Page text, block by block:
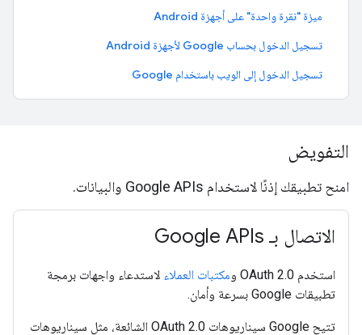
ميزة "نقرة واحدة" على أجهزة Android
تسجيل الدخول بحساب Google لأجهزة Android
تسجيل الدخول إلى الويب باستخدام Google
التفويض
امنح تطبيقك إذنًا لاستخدام Google APIs والبيانات.
الاتصال بـ Google APIs
استخدم OAuth 2.0 و مكتبات العملاء لاستدعاء واجهات برمجة
تطبيقات Google بسرعة وأمان.
تتيح Google سيناريوهات OAuth 2.0 الشائعة، مثل سيناريوهات